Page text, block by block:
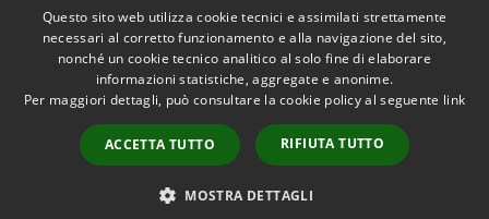
RSS
Accessibilità
Copyright © 2026 • Comune di
Bitonto • Powered by
Municipium•
Accesso
redazione
Questo sito web utilizza cookie tecnici e assimilati strettamente
necessari al corretto funzionamento e alla navigazione del sito,
nonché un cookie tecnico analitico al solo fine di elaborare
informazioni statistiche, aggregate e anonime.
Per maggiori dettagli, può consultare la cookie policy al seguente link
ACCETTA TUTTO RIFIUTA TUTTO
MOSTRA DETTAGLI